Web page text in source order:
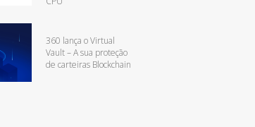
360 lança o Virtual
Vault – A sua proteção
de carteiras Blockchain